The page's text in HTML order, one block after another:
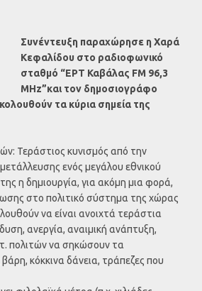
Συνέντευξη παραχώρησε η Χαρά
Κεφαλίδου στο ραδιοφωνικό
σταθμό “ΕΡΤ Καβάλας FM 96,3
MHz”και τον δημοσιογράφο
τα κύρια σημεία της
Τεράστιος κυνισμός από την
ενός μεγάλου εθνικού
η δημιουργία, για ακόμη μια φορά,
στο πολιτικό σύστημα της χώρας
να είναι ανοιχτά τεράστια
ανεργία, αναιμική ανάπτυξη,
πολιτών να σηκώσουν τα
κόκκινα δάνεια, τράπεζες που